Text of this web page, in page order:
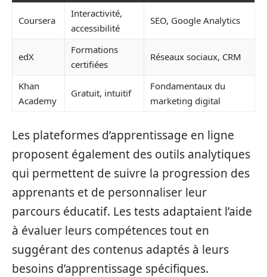
Coursera
Interactivité,
accessibilité
SEO, Google Analytics
edX
Formations
certifiées
Réseaux sociaux, CRM
Khan
Academy
Gratuit, intuitif
Fondamentaux du
marketing digital
Les plateformes d’apprentissage en ligne
proposent également des outils analytiques
qui permettent de suivre la progression des
apprenants et de personnaliser leur
parcours éducatif. Les tests adaptaient l’aide
à évaluer leurs compétences tout en
suggérant des contenus adaptés à leurs
besoins d’apprentissage spécifiques.